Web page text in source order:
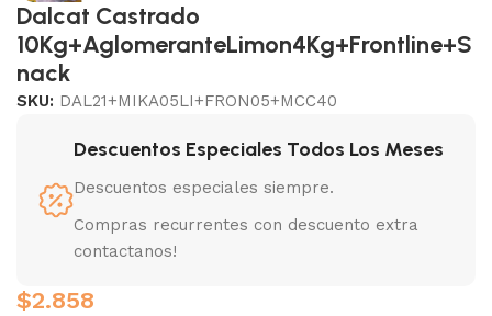
Dalcat Castrado
10Kg+AglomeranteLimon4Kg+Frontline+S
nack
SKU: DAL21+MIKA05LI+FRON05+MCC40
Descuentos Especiales Todos Los Meses
Descuentos especiales siempre.
Compras recurrentes con descuento extra
contactanos!
$2.858